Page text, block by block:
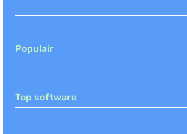
Populair
Top software